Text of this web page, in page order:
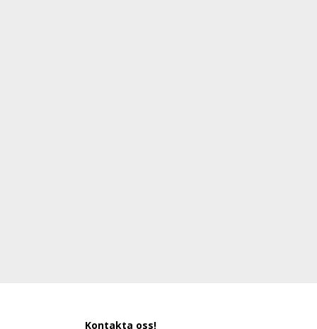
Kontakta oss!